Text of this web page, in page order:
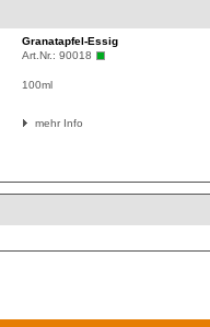
Granatapfel-Essig
Art.Nr.: 90018
100ml
mehr Info